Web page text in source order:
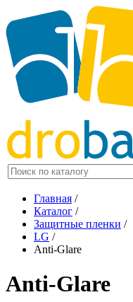
Главная /
Каталог /
Защитные пленки /
LG /
Anti-Glare
Anti-Glare